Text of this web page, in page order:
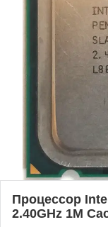
Процессор
2.40GHz 1M